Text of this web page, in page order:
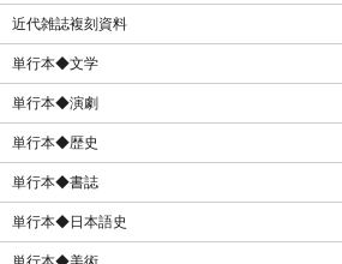
近代雑誌複刻資料
単行本◆文学
単行本◆演劇
単行本◆歴史
単行本◆書誌
単行本◆日本語史